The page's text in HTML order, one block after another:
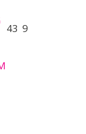
43 9